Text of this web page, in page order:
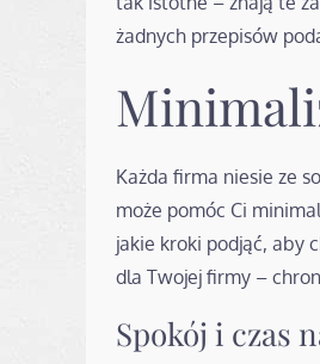
żadnych przepisów
Każda firma niesie ze
może pomóc Ci
jakie kroki podjąć, aby
dla Twojej firmy –
Spokój i czas